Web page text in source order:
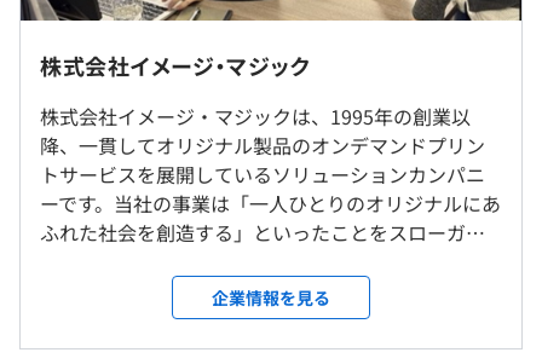
現場やユーザーの声を反映したシステム構築が可能で、開
きます。
◾️『オリジナルプリント.jp』
〜国内最大級のオリジナルグッズ作成サービス〜
Webを活用してオリジナルグッズを作成できるECサイ
アパレル、雑貨等、約1900種類のアイテムを取り揃え、
・出向はありません
・転居を伴う転勤なし
就業場所の変更範囲
＜雇入時＞
東京本社
＜変更範囲＞
【フレックスタイム制】
・フレキシブルタイム:7:00~20:00
※進行中のPJによってコアタイムが都度変更される可能性
があります。
※月の所定労働日数×8時間(左記の超過分を残業としま
す。)
休憩時間：休憩60分
平均残業時間：平均10-20時間／月
株式会社イメージ・マジック
株式会社イメージ・マジックは、1995年の創業以
降、一貫してオリジナル製品のオンデマンドプリン
トサービスを展開しているソリューションカンパニ
ーです。当社の事業は「一人ひとりのオリジナルにあ
ふれた社会を創造する」といったことをスローガン
に配慮して無駄な在庫をなくすために、IT技術を生
かしたモノづくりを推進しています。 私たちは自社
にて開発・運営している国内最大級のオンデマンド
企業情報を見る